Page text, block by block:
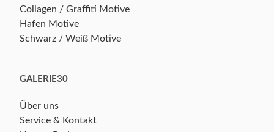
Collagen / Graffiti Motive
Hafen Motive
Schwarz / Weiß Motive
GALERIE30
Über uns
Service & Kontakt